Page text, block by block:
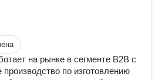
на рынке в сегменте B2B с
по изготовлению